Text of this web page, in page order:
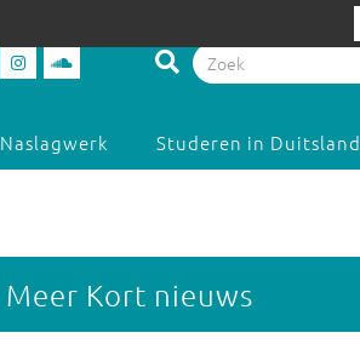
Naslagwerk Studeren in Duitsland
Meer Kort nieuws